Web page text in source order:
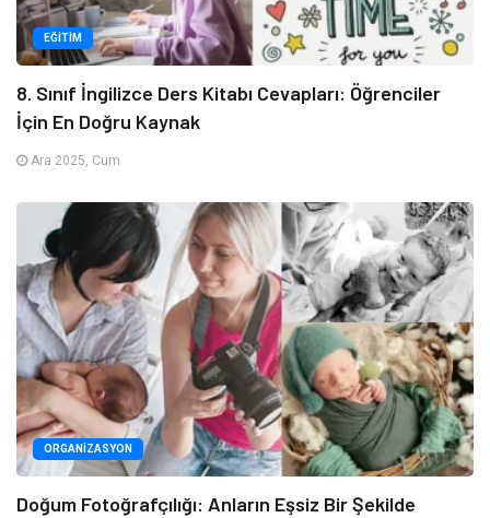
EĞITIM
8. Sınıf İngilizce Ders Kitabı Cevapları: Öğrenciler
İçin En Doğru Kaynak
Ara 2025, Cum
ORGANIZASYON
Doğum Fotoğrafçılığı: Anların Eşsiz Bir Şekilde